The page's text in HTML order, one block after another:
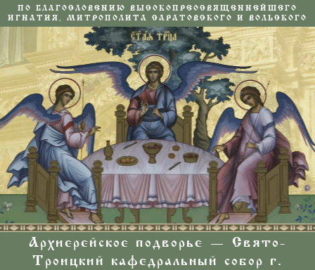
ПО БЛАГОСЛОВЕНИЮ ВЫСОКОПРЕОСВЯЩЕННЕЙШЕГО
ИГНАТИЯ, МИТРОПОЛИТА САРАТОВСКОГО И ВОЛЬСКОГО
Архиерейское подворье — Свято-
Троицкий кафедральный собор г.